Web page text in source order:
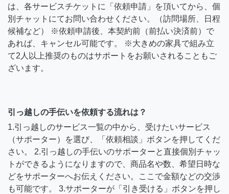
は、各サービスチケットに「依頼申請」を頂いてから、個
別チャットにてお問い合わせください。（訪問場所、日程
候補など） ※依頼申請後、本契約前（前払い決済前）で
あれば、キャンセル可能です。 ※大きめの家具で組み立
て2人以上推奨のものはサポートをお願いされることもご
ざいます。
引っ越しの手伝いを依頼する流れは？
1.引っ越しのサービス一覧の中から、受けたいサービス
（サポーター）を選び、「依頼相談」ボタンを押してくだ
さい。 2.引っ越しの手伝いのサポーターと直接個別チャッ
トができるようになりますので、商品名や数、希望日時な
どをサポーターへお伝えください。ここで金額などの交渉
も可能です。 3.サポーターが「引き受ける」ボタンを押し